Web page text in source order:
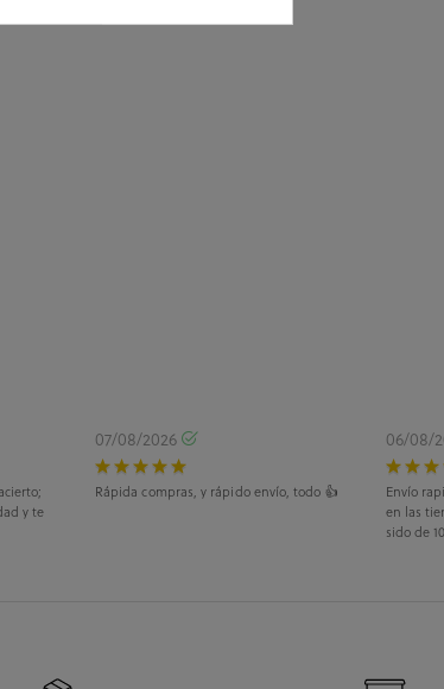
y te
07/08/2026
Rápida compras, y rápido envío, todo 👍
06/08/
Envío
en las
sido de